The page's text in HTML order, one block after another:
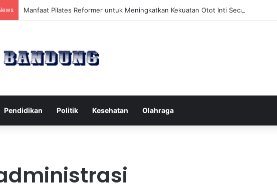
Manfaat Pilates Reformer untuk Meningkatkan Kekuatan Otot Inti Secara Efektif
Pendidikan Politik Kesehatan Olahraga